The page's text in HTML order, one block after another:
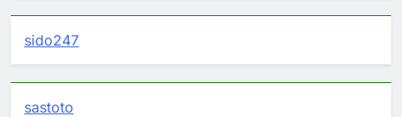
sido247
sastoto